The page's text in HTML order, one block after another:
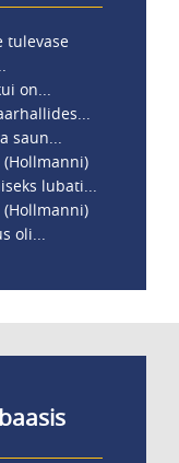
tulevase
on...
saun...
lubati...
oli...